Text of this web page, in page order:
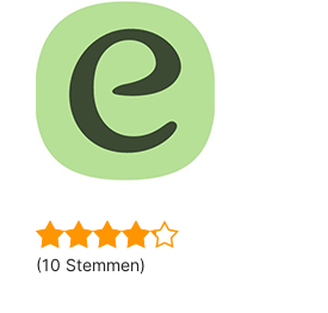
(10 Stemmen)